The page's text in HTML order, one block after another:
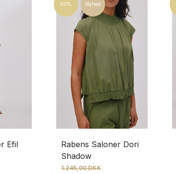
Efil
50% Nyhed
Rabens Saloner Dori
Shadow
1.245,00 DKK